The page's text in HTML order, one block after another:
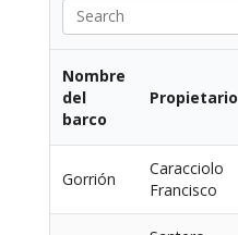
Nombre
del
barco
Propietario
Gorrión
Caracciolo
Francisco